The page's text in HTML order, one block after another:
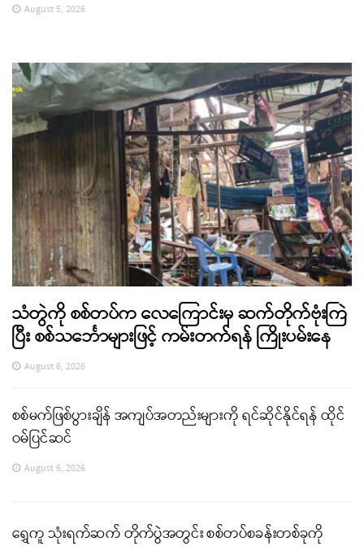
August 5, 2026
သံတွဲကို စစ်တပ်က လေကြောင်းမှ ဆက်တိုက်ဗုံးကြဲ
ပြီး စစ်သင်္ဘောများဖြင့် ကမ်းတက်ရန် ကြိုးပမ်းနေ
August 6, 2026
စစ်မက်ဖြစ်ပွားချိန် အကျပ်အတည်းများကို ရင်ဆိုင်နိုင်ရန် ထိုင်
ဝမ်ပြင်ဆင်
August 6, 2026
ရွှေကူ သုံးရက်ဆက် တိုက်ပွဲအတွင်း စစ်တပ်စခန်းတစ်ခုကို